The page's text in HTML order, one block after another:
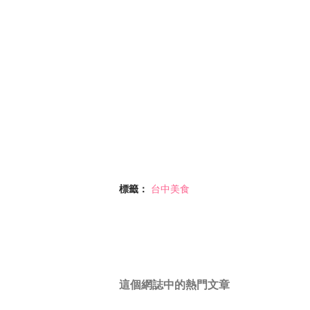
標籤： 台中美食
這個網誌中的熱門文章